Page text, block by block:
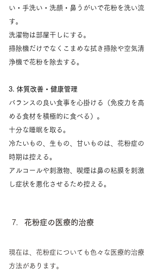
い・手洗い・洗顔・鼻うがいで花粉を洗い流
す。
洗濯物は部屋干しにする。
掃除機だけでなくこまめな拭き掃除や空気清
浄機で花粉を除去する。
3. 体質改善・健康管理
バランスの良い食事を心掛ける（免疫力を高
める食材を積極的に食べる）。
十分な睡眠を取る。
冷たいもの、生もの、甘いものは、花粉症の
時期は控える。
アルコールや刺激物、喫煙は鼻の粘膜を刺激
し症状を悪化させるため控える。
花粉症の医療的治療
現在は、花粉症についても色々な医療的治療
方法があります。